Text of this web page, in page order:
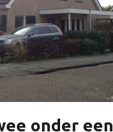
onder een